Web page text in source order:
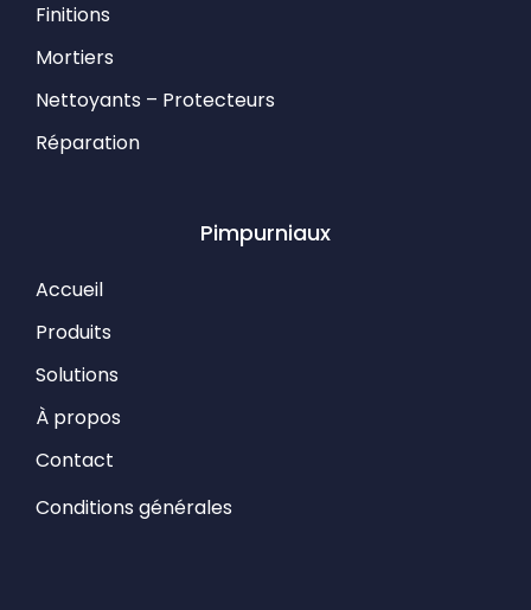
Finitions
Mortiers
Nettoyants – Protecteurs
Réparation
Pimpurniaux
Accueil
Produits
Solutions
À propos
Contact
Conditions générales